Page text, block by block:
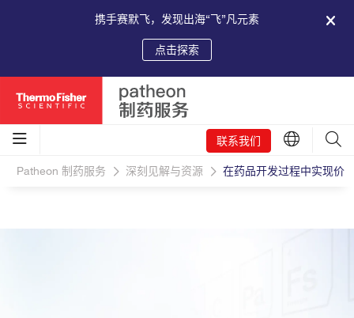
携手赛默飞，发现出海“飞”凡元素
点击探索
联系我们
Patheon 制药服务 深刻见解与资源 在药品开发过程中实现价